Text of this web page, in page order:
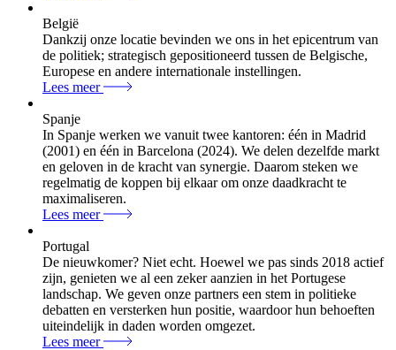
België
Dankzij onze locatie bevinden we ons in het epicentrum van
de politiek; strategisch gepositioneerd tussen de Belgische,
Europese en andere internationale instellingen.
Lees meer
Spanje
In Spanje werken we vanuit twee kantoren: één in Madrid
(2001) en één in Barcelona (2024). We delen dezelfde markt
en geloven in de kracht van synergie. Daarom steken we
regelmatig de koppen bij elkaar om onze daadkracht te
maximaliseren.
Lees meer
Portugal
De nieuwkomer? Niet echt. Hoewel we pas sinds 2018 actief
zijn, genieten we al een zeker aanzien in het Portugese
landschap. We geven onze partners een stem in politieke
debatten en versterken hun positie, waardoor hun behoeften
uiteindelijk in daden worden omgezet.
Lees meer